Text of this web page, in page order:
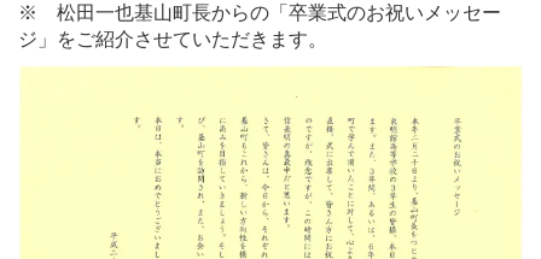
※ 松田一也基山町長からの「卒業式のお祝いメッセー
ジ」をご紹介させていただきます。